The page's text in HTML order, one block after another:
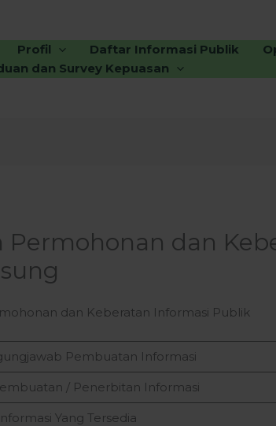
Profil Daftar Informasi Publik
dan Survey Kepuasan
Permohonan dan
dan Keberatan Informasi Publik
Pembuatan Informasi
/ Penerbitan Informasi
Yang Tersedia